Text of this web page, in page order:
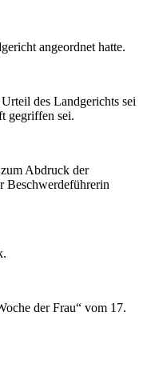
angeordnet hatte.
des Landgerichts sei
gegriffen sei.
Abdruck der
Beschwerdeführerin
der Frau“ vom 17.